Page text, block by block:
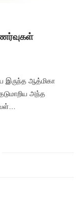
இருந்த ஆத்மிகா
அந்த